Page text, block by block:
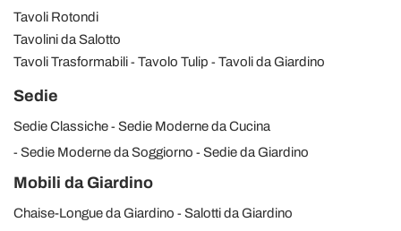
Tavoli Rotondi
Tavolini da Salotto
Tavoli Trasformabili
Tavolo Tulip Tavoli da Giardino
Sedie
Sedie Classiche
Sedie Moderne da Cucina
Sedie Moderne da Soggiorno
Sedie da Giardino
Mobili da Giardino
Chaise-Longue da Giardino
Salotti da Giardino